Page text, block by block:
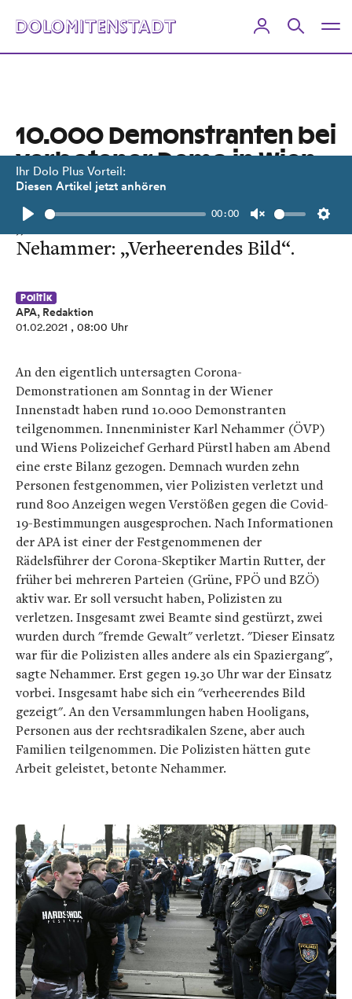
Ihr Dolo Plus Vorteil:
Diesen Artikel jetzt anhören
Play
00:00
Unmute
10.000 Demonstranten bei
verbotener Demo in Wien
Festnahmen, verletzte Polizisten,
„Sturm“ auf das Parlament.
Nehammer: „Verheerendes Bild“.
Politik
APA, Redaktion
01.02.2021 , 08:00 Uhr
An den eigentlich untersagten Corona-
Demonstrationen am Sonntag in der Wiener
Innenstadt haben rund 10.000 Demonstranten
teilgenommen. Innenminister Karl Nehammer (ÖVP)
und Wiens Polizeichef Gerhard Pürstl haben am Abend
eine erste Bilanz gezogen. Demnach wurden zehn
Personen festgenommen, vier Polizisten verletzt und
rund 800 Anzeigen wegen Verstößen gegen die Covid-
19-Bestimmungen ausgesprochen. Nach Informationen
der APA ist einer der Festgenommenen der
Rädelsführer der Corona-Skeptiker Martin Rutter, der
früher bei mehreren Parteien (Grüne, FPÖ und BZÖ)
aktiv war. Er soll versucht haben, Polizisten zu
verletzen. Insgesamt zwei Beamte sind gestürzt, zwei
wurden durch "fremde Gewalt" verletzt. "Dieser Einsatz
war für die Polizisten alles andere als ein Spaziergang",
sagte Nehammer. Erst gegen 19.30 Uhr war der Einsatz
vorbei. Insgesamt habe sich ein "verheerendes Bild
gezeigt". An den Versammlungen haben Hooligans,
Personen aus der rechtsradikalen Szene, aber auch
Familien teilgenommen. Die Polizisten hätten gute
Arbeit geleistet, betonte Nehammer.